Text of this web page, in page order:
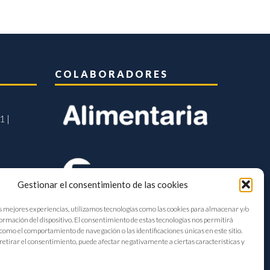
Gestionar el consentimiento de las cookies
mejores experiencias, utilizamos tecnologías como las cookies para almacenar y/o
del dispositivo. El consentimiento de estas tecnologías nos permitirá
el comportamiento de navegación o las identificaciones únicas en este sitio.
el consentimiento, puede afectar negativamente a ciertas características y
|
COLABORADORES